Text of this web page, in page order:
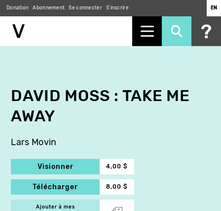
Donation Abonnement Se connecter S'inscrire EN
DAVID MOSS : TAKE ME
AWAY
Lars Movin
Visionner 4,00 $
Télécharger 8,00 $
Ajouter à mes